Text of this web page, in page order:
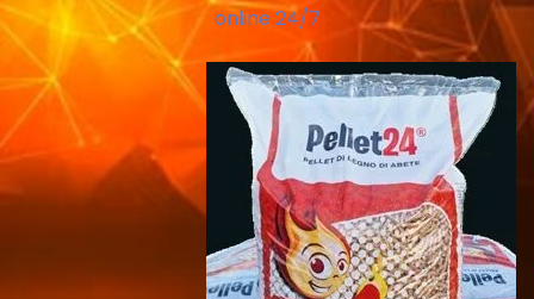
online 24/7